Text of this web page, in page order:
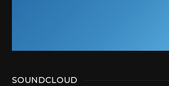
SOUNDCLOUD